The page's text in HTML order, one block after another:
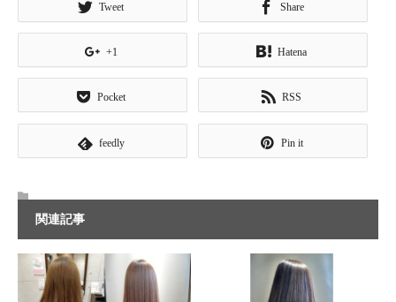
Tweet Share
+1 Hatena
Pocket RSS
feedly Pin it
関連記事